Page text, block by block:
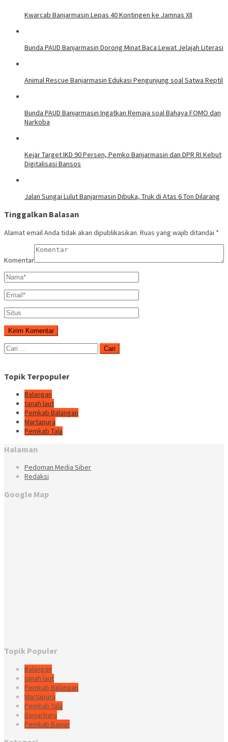
Kwarcab Banjarmasin Lepas 40 Kontingen ke Jamnas XII
Bunda PAUD Banjarmasin Dorong Minat Baca Lewat Jelajah Literasi
Animal Rescue Banjarmasin Edukasi Pengunjung soal Satwa Reptil
Bunda PAUD Banjarmasin Ingatkan Remaja soal Bahaya FOMO dan
Narkoba
Kejar Target IKD 90 Persen, Pemko Banjarmasin dan DPR RI Kebut
Digitalisasi Bansos
Jalan Sungai Lulut Banjarmasin Dibuka, Truk di Atas 6 Ton Dilarang
Tinggalkan Balasan
Alamat email Anda tidak akan dipublikasikan. Ruas yang wajib ditandai *
Komentar
Cari
untuk:
Topik Terpopuler
Balangan
tanah laut
Pemkab Balangan
Martapura
Pemkab Tala
Halaman
Pedoman Media Siber
Redaksi
Google Map
Topik Populer
Balangan
tanah laut
Pemkab Balangan
Martapura
Pemkab Tala
Banjarbaru
Pemkab Banjar